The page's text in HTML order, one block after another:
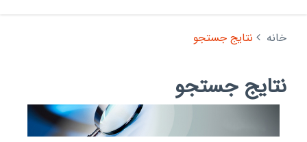
خانه نتایج جستجو
نتایج جستجو